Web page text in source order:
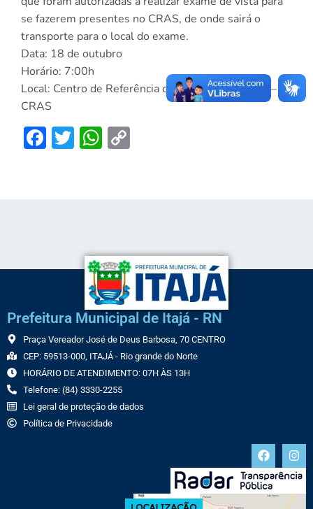
se fazerem presentes no CRAS, de onde sairá o
transporte para o local do exame.
Data: 18 de outubro
Horário: 7:00h
Local: Centro de Referência de Assistência Social –
CRAS
Facebook
TwitterWhatsApp
Prefeitura Municipal de Itajá - RN
Praça Vereador José de Deus Barbosa, 70 CENTRO
CEP: 59513-000, ITAJÁ - Rio grande do Norte
HORÁRIO DE ATENDIMENTO: 07H ÀS 13H
Telefone: (84) 3330-2255
Lei geral de proteção de dados
Política de Privacidade